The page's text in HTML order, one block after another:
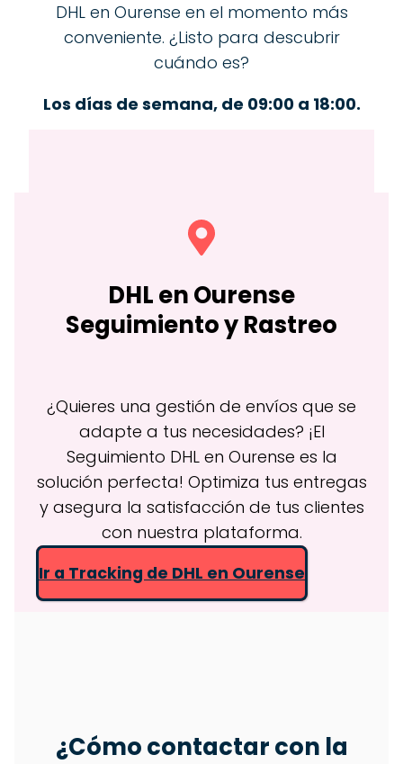
DHL en Ourense en el momento más
conveniente. ¿Listo para descubrir
cuándo es?
Los días de semana, de 09:00 a 18:00.
DHL enOurense
Seguimiento y Rastreo
¿Quieres una gestión de envíos que se
adapte a tus necesidades? ¡El
Seguimiento DHL en Ourense es la
solución perfecta! Optimiza tus entregas
y asegura la satisfacción de tus clientes
con nuestra plataforma.
Ir a Tracking de DHL en Ourense
¿Cómo contactar con la